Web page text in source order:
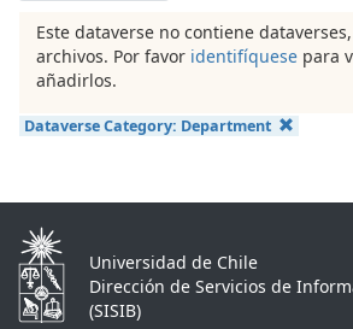
Este dataverse no contiene
archivos. Por favor identifíquese para
añadirlos.
Dataverse Category: Department
Universidad de Chile
Dirección de Servicios de
(SISIB)